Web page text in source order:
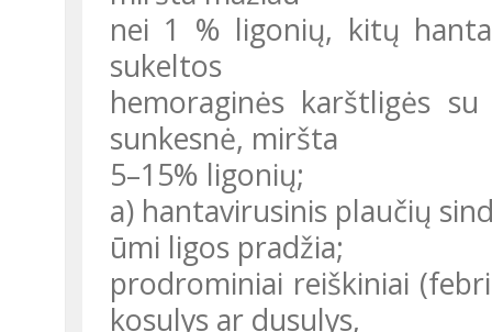
nei 1 % ligonių, kitų
sukeltos
hemoraginės karštligės
sunkesnė, miršta
5–15% ligonių;
a) hantavirusinis plaučių
ūmi ligos pradžia;
prodrominiai reiškiniai
kosulys ar dusulys,